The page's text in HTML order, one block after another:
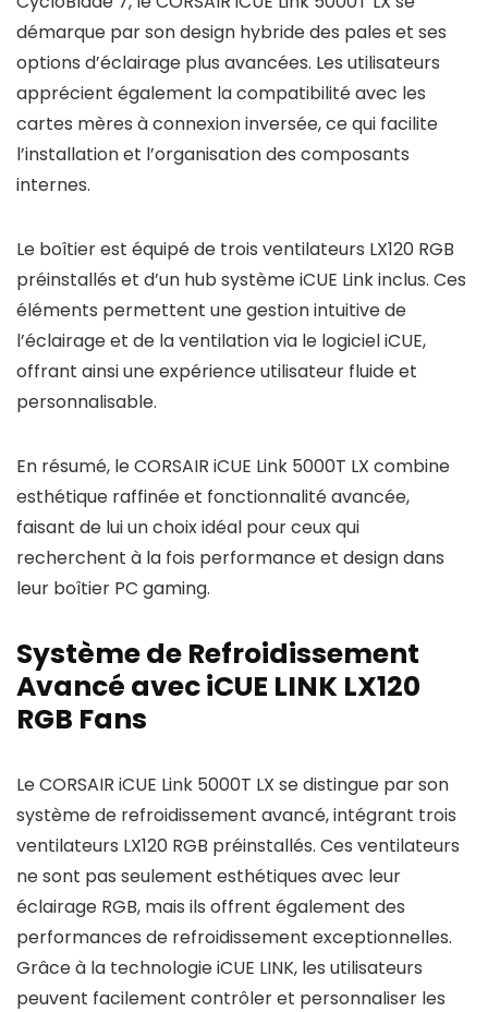
démarque par son design hybride des pales et ses
options d’éclairage plus avancées. Les utilisateurs
apprécient également la compatibilité avec les
cartes mères à connexion inversée, ce qui facilite
l’installation et l’organisation des composants
internes.
Le boîtier est équipé de trois ventilateurs LX120 RGB
préinstallés et d’un hub système iCUE Link inclus. Ces
éléments permettent une gestion intuitive de
l’éclairage et de la ventilation via le logiciel iCUE,
offrant ainsi une expérience utilisateur fluide et
personnalisable.
En résumé, le CORSAIR iCUE Link 5000T LX combine
esthétique raffinée et fonctionnalité avancée,
faisant de lui un choix idéal pour ceux qui
recherchent à la fois performance et design dans
leur boîtier PC gaming.
Système de Refroidissement
Avancé avec iCUE LINK LX120
RGB Fans
Le CORSAIR iCUE Link 5000T LX se distingue par son
système de refroidissement avancé, intégrant trois
ventilateurs LX120 RGB préinstallés. Ces ventilateurs
ne sont pas seulement esthétiques avec leur
éclairage RGB, mais ils offrent également des
performances de refroidissement exceptionnelles.
Grâce à la technologie iCUE LINK, les utilisateurs
peuvent facilement contrôler et personnaliser les